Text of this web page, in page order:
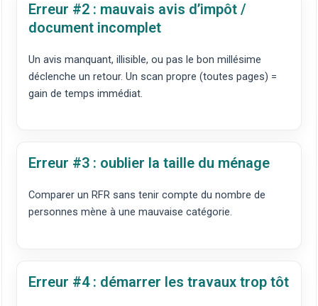
Erreur #2 : mauvais avis d’impôt /
document incomplet
Un avis manquant, illisible, ou pas le bon millésime
déclenche un retour. Un scan propre (toutes pages) =
gain de temps immédiat.
Erreur #3 : oublier la taille du ménage
Comparer un RFR sans tenir compte du nombre de
personnes mène à une mauvaise catégorie.
Erreur #4 : démarrer les travaux trop tôt